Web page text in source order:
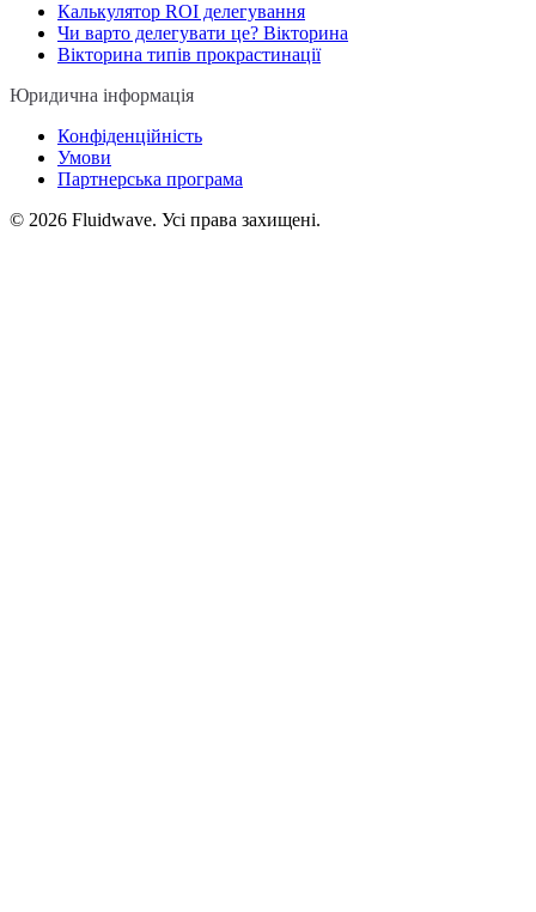
Калькулятор ROI делегування
Чи варто делегувати це? Вікторина
Вікторина типів прокрастинації
Юридична інформація
Конфіденційність
Умови
Партнерська програма
© 2026 Fluidwave. Усі права захищені.